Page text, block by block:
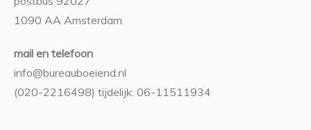
1090 AA Amsterdam
mail en telefoon
info@bureauboeiend.nl
(020-2216498) tijdelijk: 06-11511934